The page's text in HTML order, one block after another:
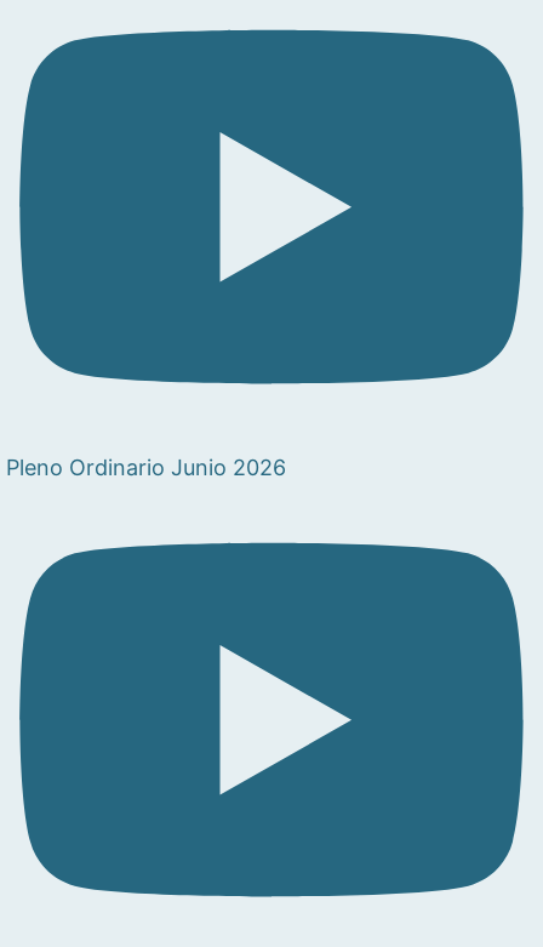
Pleno Ordinario Junio 2026